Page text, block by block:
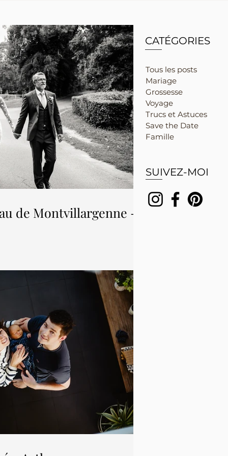
de Montvillargenne -
CATÉGORIES
Tous les posts
Mariage
Grossesse
Voyage
Trucs et Astuces
Save the Date
Famille
SUIVEZ-MOI